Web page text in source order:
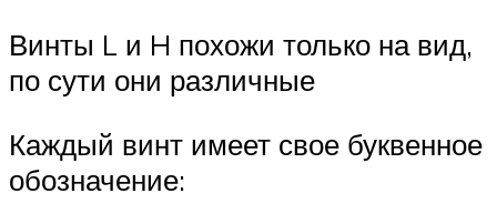
Винты L и H похожи только на вид,
по сути они различные
Каждый винт имеет свое буквенное
обозначение: